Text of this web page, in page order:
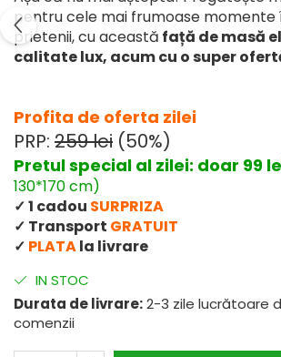
pentru cele mai frumoase momente
prietenii, cu această față de masă
calitate lux, acum cu o super
Profita de oferta zilei
PRP: 259 lei (50%)
Pretul special al zilei: doar 99
130*170 cm)
✓ 1 cadou SURPRIZA
✓ Transport GRATUIT
✓ PLATAla livrare
IN STOC
Durata de livrare:2-3 zile lucrătoare
comenzii